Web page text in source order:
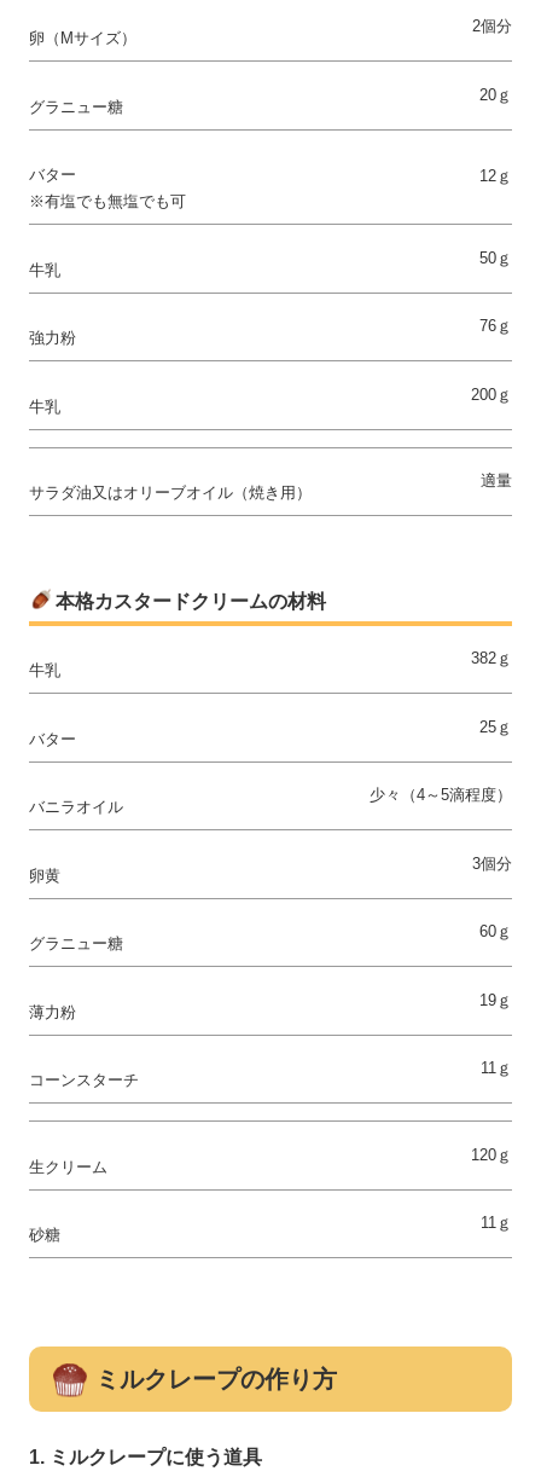
卵（Mサイズ）
2個分
グラニュー糖
20ｇ
バター
※有塩でも無塩でも可
12ｇ
牛乳
50ｇ
強力粉
76ｇ
牛乳
200ｇ
サラダ油又はオリーブオイル（焼き用）
適量
本格カスタードクリームの材料
牛乳
382ｇ
バター
25ｇ
バニラオイル
少々（4～5滴程度）
卵黄
3個分
グラニュー糖
60ｇ
薄力粉
19ｇ
コーンスターチ
11ｇ
生クリーム
120ｇ
砂糖
11ｇ
ミルクレープの作り方
ミルクレープに使う道具